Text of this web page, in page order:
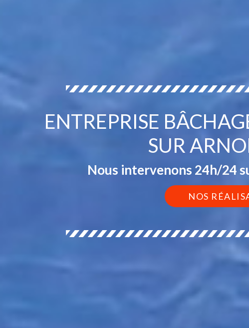
ENTREPRISE
SUR
Nous intervenons 24h/24
NOS